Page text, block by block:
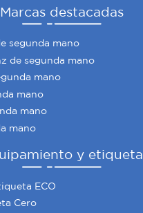
Marcas destacadas
segunda mano
de segunda mano
mano
mano
mano
mano
y etiqueta
ECO
Cero